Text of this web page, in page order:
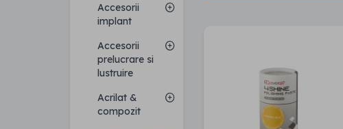
Accesorii
implant
Accesorii
prelucrare si
lustruire
Acrilat &
compozit